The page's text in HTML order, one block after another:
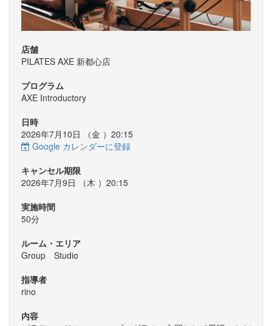
店舗
PILATES AXE 新都心店
プログラム
AXE Introductory
日時
2026年7月10日 （金 ）20:15
Google カレンダーに登録
キャンセル期限
2026年7月9日 （木 ）20:15
実施時間
50分
ルーム・エリア
Group Studio
指導者
rino
内容